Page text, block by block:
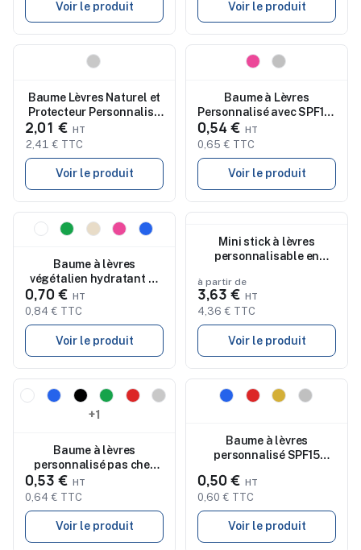
Voir le produit Voir le produit
Baume Lèvres Naturel et
Protecteur Personnalisé
Fitol
2,01 €
2,41 € TTC
Voir le produit
Baume à Lèvres
Personnalisé avec SPF15 |
Mushu Cadeau
d'Entreprise
0,54 €
0,65 € TTC
Voir le produit
Nouveau
Baume à lèvres
végétalien hydratant et
protecteur pas cher -
BALM
0,70 €
0,84 € TTC
Voir le produit
Mini stick à lèvres
personnalisable en
à partir de
3,63 €
4,36 € TTC
Voir le produit
Nouveau
+1
Baume à lèvres
personnalisé pas cher
Vintod
0,53 €
0,64 € TTC
Voir le produit
Nouveau
Baume à lèvres
personnalisé SPF15
0,50 €
0,60 € TTC
Voir le produit